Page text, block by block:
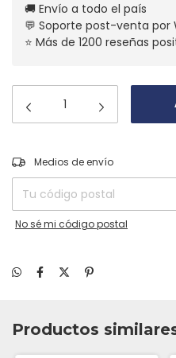
🚚 Envío a todo el país
💬 Soporte post-venta por
⭐ Más de 1200 reseñas
Entregas para el CP:
Medios de envío
No sé mi código postal
Productos